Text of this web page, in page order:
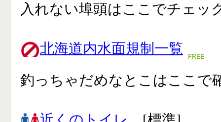
入れない埠頭はここでチェッ
北海道内水面規制一覧
釣っちゃだめなとこはここで